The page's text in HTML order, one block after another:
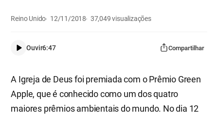
Reino Unido 12/11/2018 37,049visualizações
Ouvir6:47 Compartilhar
A Igreja de Deus foi premiada com o Prêmio Green
Apple, que é conhecido como um dos quatro
maiores prêmios ambientais do mundo. No dia 12